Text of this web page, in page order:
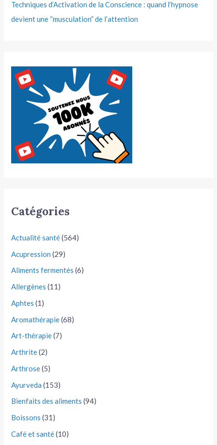
Techniques d’Activation de la Conscience : quand l’hypnose
devient une “musculation” de l’attention
Catégories
Actualité santé(564)
Acupression (29)
Aliments fermentés (6)
Allergènes (11)
Aphtes (1)
Aromathérapie(68)
Art-thérapie(7)
Arthrite(2)
Arthrose(5)
Ayurveda (153)
Bienfaits des aliments (94)
Boissons (31)
Café et santé(10)